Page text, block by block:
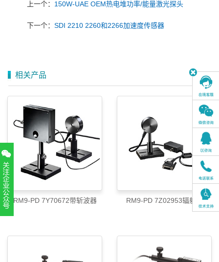
上一个： 150W-UAE OEM热电堆功率/能量激光探头
下一个： SDI 2210 2260和2266加速度传感器
相关产品
RM9-PD 7Y70672带斩波器 RM9-PD 7Z02953辐射计
扫一扫，关注官方账号